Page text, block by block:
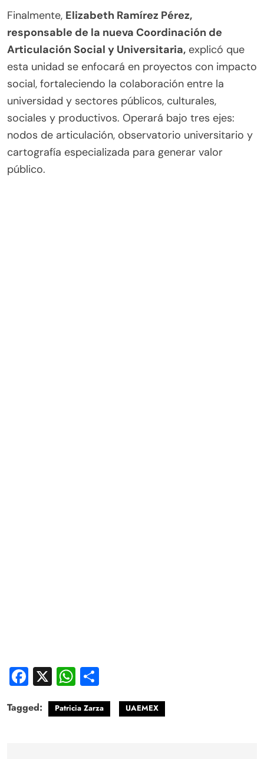
Finalmente, Elizabeth Ramírez Pérez,
responsable de la nueva Coordinación de
Articulación Social y Universitaria, explicó que
esta unidad se enfocará en proyectos con impacto
social, fortaleciendo la colaboración entre la
universidad y sectores públicos, culturales,
sociales y productivos. Operará bajo tres ejes:
nodos de articulación, observatorio universitario y
cartografía especializada para generar valor
público.
Facebook
X WhatsApp
Tagged: Patricia Zarza UAEMEX